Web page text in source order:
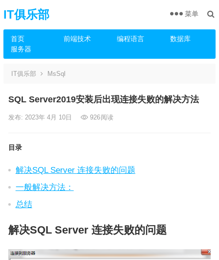
IT俱乐部
首页 前端技术 编程语言
数据库
服务器
菜单
IT俱乐部 MsSql
SQL Server2019安装后出现连接失败的解决方法
发布: 2023年 4月 10日 926阅读
目录
解决SQL Server 连接失败的问题
一般解决方法：
总结
解决SQL Server 连接失败的问题